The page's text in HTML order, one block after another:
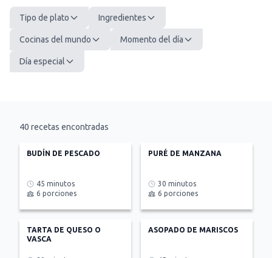
Tipo de plato Ingredientes
Cocinas del mundo Momento del día
Día especial
40 recetas encontradas
BUDÍN DE PESCADO
45 minutos
6 porciones
PURÉ DE MANZANA
30 minutos
6 porciones
TARTA DE QUESO O
VASCA
ASOPADO DE MARISCOS